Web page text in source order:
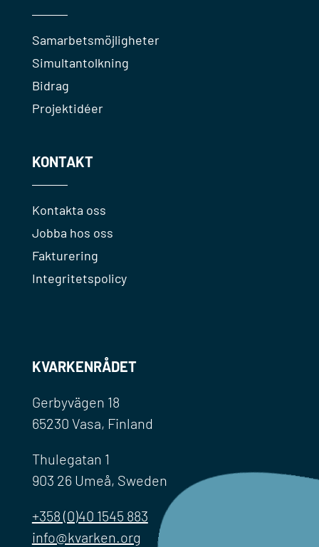
Samarbetsmöjligheter
Simultantolkning
Bidrag
Projektidéer
KONTAKT
Kontakta oss
Jobba hos oss
Fakturering
Integritetspolicy
KVARKENRÅDET
Gerbyvägen 18
65230 Vasa, Finland
Thulegatan 1
903 26 Umeå, Sweden
+358 (0)40 1545 883
info@kvarken.org